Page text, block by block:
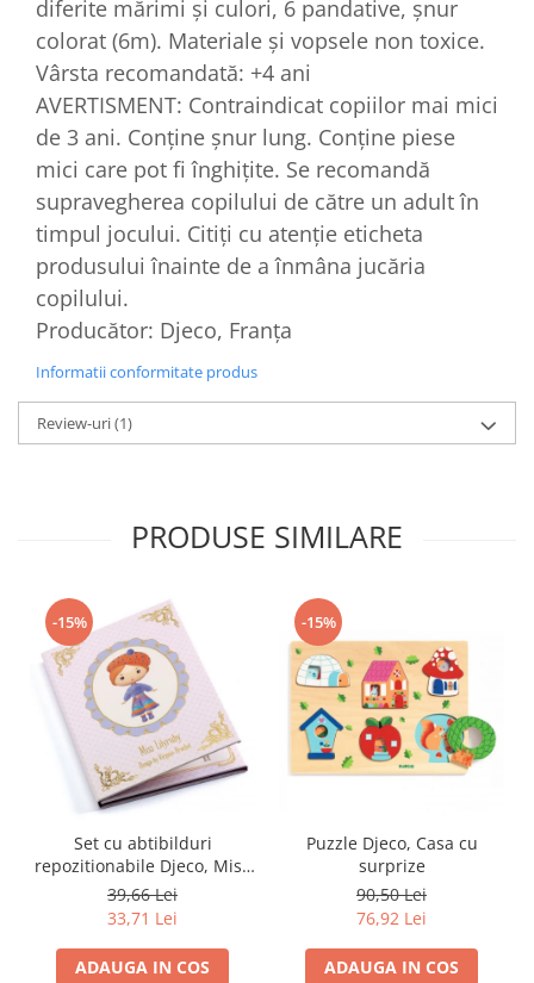
diferite mărimi și culori, 6 pandative, șnur
colorat (6m). Materiale și vopsele non toxice.
Vârsta recomandată: +4 ani
AVERTISMENT: Contraindicat copiilor mai mici
de 3 ani. Conține șnur lung. Conține piese
mici care pot fi înghițite. Se recomandă
supravegherea copilului de către un adult în
timpul jocului. Citiți cu atenție eticheta
produsului înainte de a înmâna jucăria
copilului.
Producător: Djeco, Franța
Informatii conformitate produs
Review-uri(1)
PRODUSE SIMILARE
-15%
Set cu abtibilduri
repozitionabile Djeco, Miss
Lilyruby
39,66 Lei
33,71 Lei
ADAUGA IN COS
-15%
Puzzle Djeco, Casa cu
surprize
90,50 Lei
76,92 Lei
ADAUGA IN COS